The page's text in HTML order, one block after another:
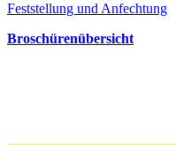
Feststellung und Anfechtung
Broschürenübersicht